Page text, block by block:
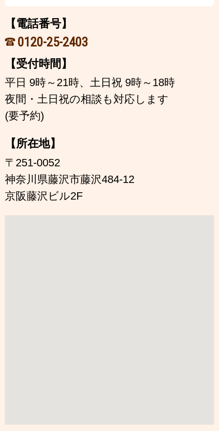
【電話番号】
0120-25-2403
【受付時間】
平日 9時～21時、土日祝 9時～18時
夜間・土日祝の相談も対応します
(要予約)
【所在地】
〒251-0052
神奈川県藤沢市藤沢484-12
京阪藤沢ビル2F